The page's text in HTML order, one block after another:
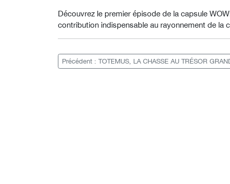
Découvrez le premier épisode de la capsule
contribution indispensable au rayonnement de la
Précédent : TOTEMUS, LA CHASSE AU TRÉSOR